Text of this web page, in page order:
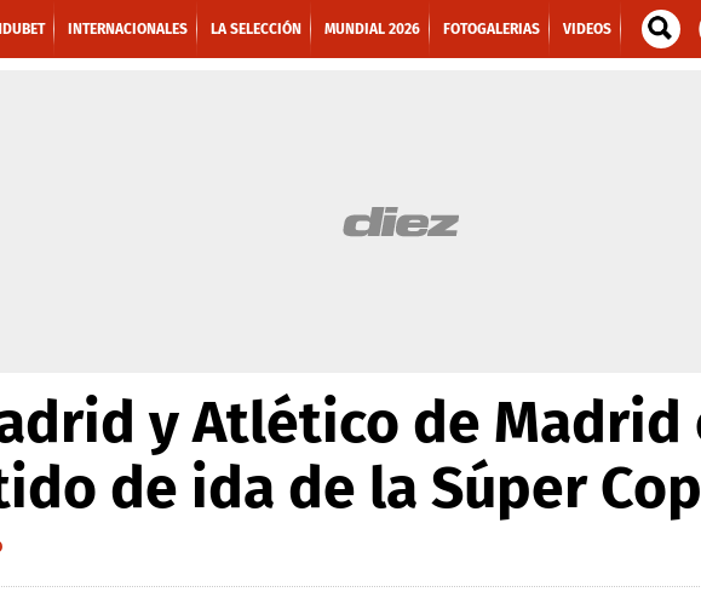
INTERNACIONALES LA SELECCIÓN MUNDIAL 2026 FOTOGALERIAS VIDEOS
y Atlético de Madrid
de ida de la Súper